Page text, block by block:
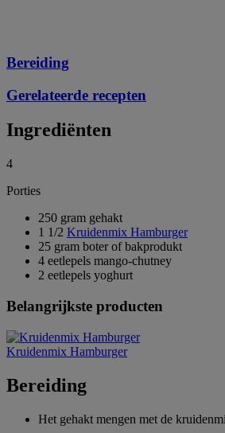
Bereiding
Gerelateerde recepten
Ingrediënten
4
Porties
250 gram gehakt
1 1/2 Kruidenmix Hamburger
25 gram boter of bakprodukt
4 eetlepels mango-chutney
2 eetlepels yoghurt
Belangrijkste producten
Kruidenmix Hamburger
Bereiding
Het gehakt mengen met de